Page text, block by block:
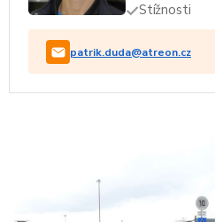
Stížnosti
patrik.duda@atreon.cz